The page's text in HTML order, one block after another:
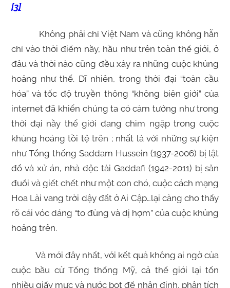
[3]
Không phải chỉ Việt Nam và cũng không hẵn
chỉ vào thời điểm nầy, hầu như trên toàn thế giới, ở
đâu và thời nào cũng đều xảy ra những cuộc khủng
hoảng như thế. Dĩ nhiên, trong thời đại “toàn cầu
hóa” và tốc độ truyền thông “không biên giới” của
internet đã khiến chúng ta có cảm tưởng như trong
thời đại nầy thế giới đang chìm ngập trong cuộc
khủng hoảng tồi tệ trên ; nhất là với những sự kiện
như Tổng thống Saddam Hussein (1937-2006) bị lật
đổ và xử án, nhà độc tài Gaddafi (1942-2011) bị săn
đuổi và giết chết như một con chó, cuộc cách mạng
Hoa Lài vang trời dậy đất ở Ai Cập…lại càng cho thấy
rõ cái vóc dáng “to đùng và dị hợm” của cuộc khủng
hoảng trên.
Và mới đây nhất, với kết quả không ai ngờ của
cuộc bầu cử Tổng thống Mỹ, cả thế giới lại tốn
nhiều giấy mực và nước bọt để nhận định, phân tích